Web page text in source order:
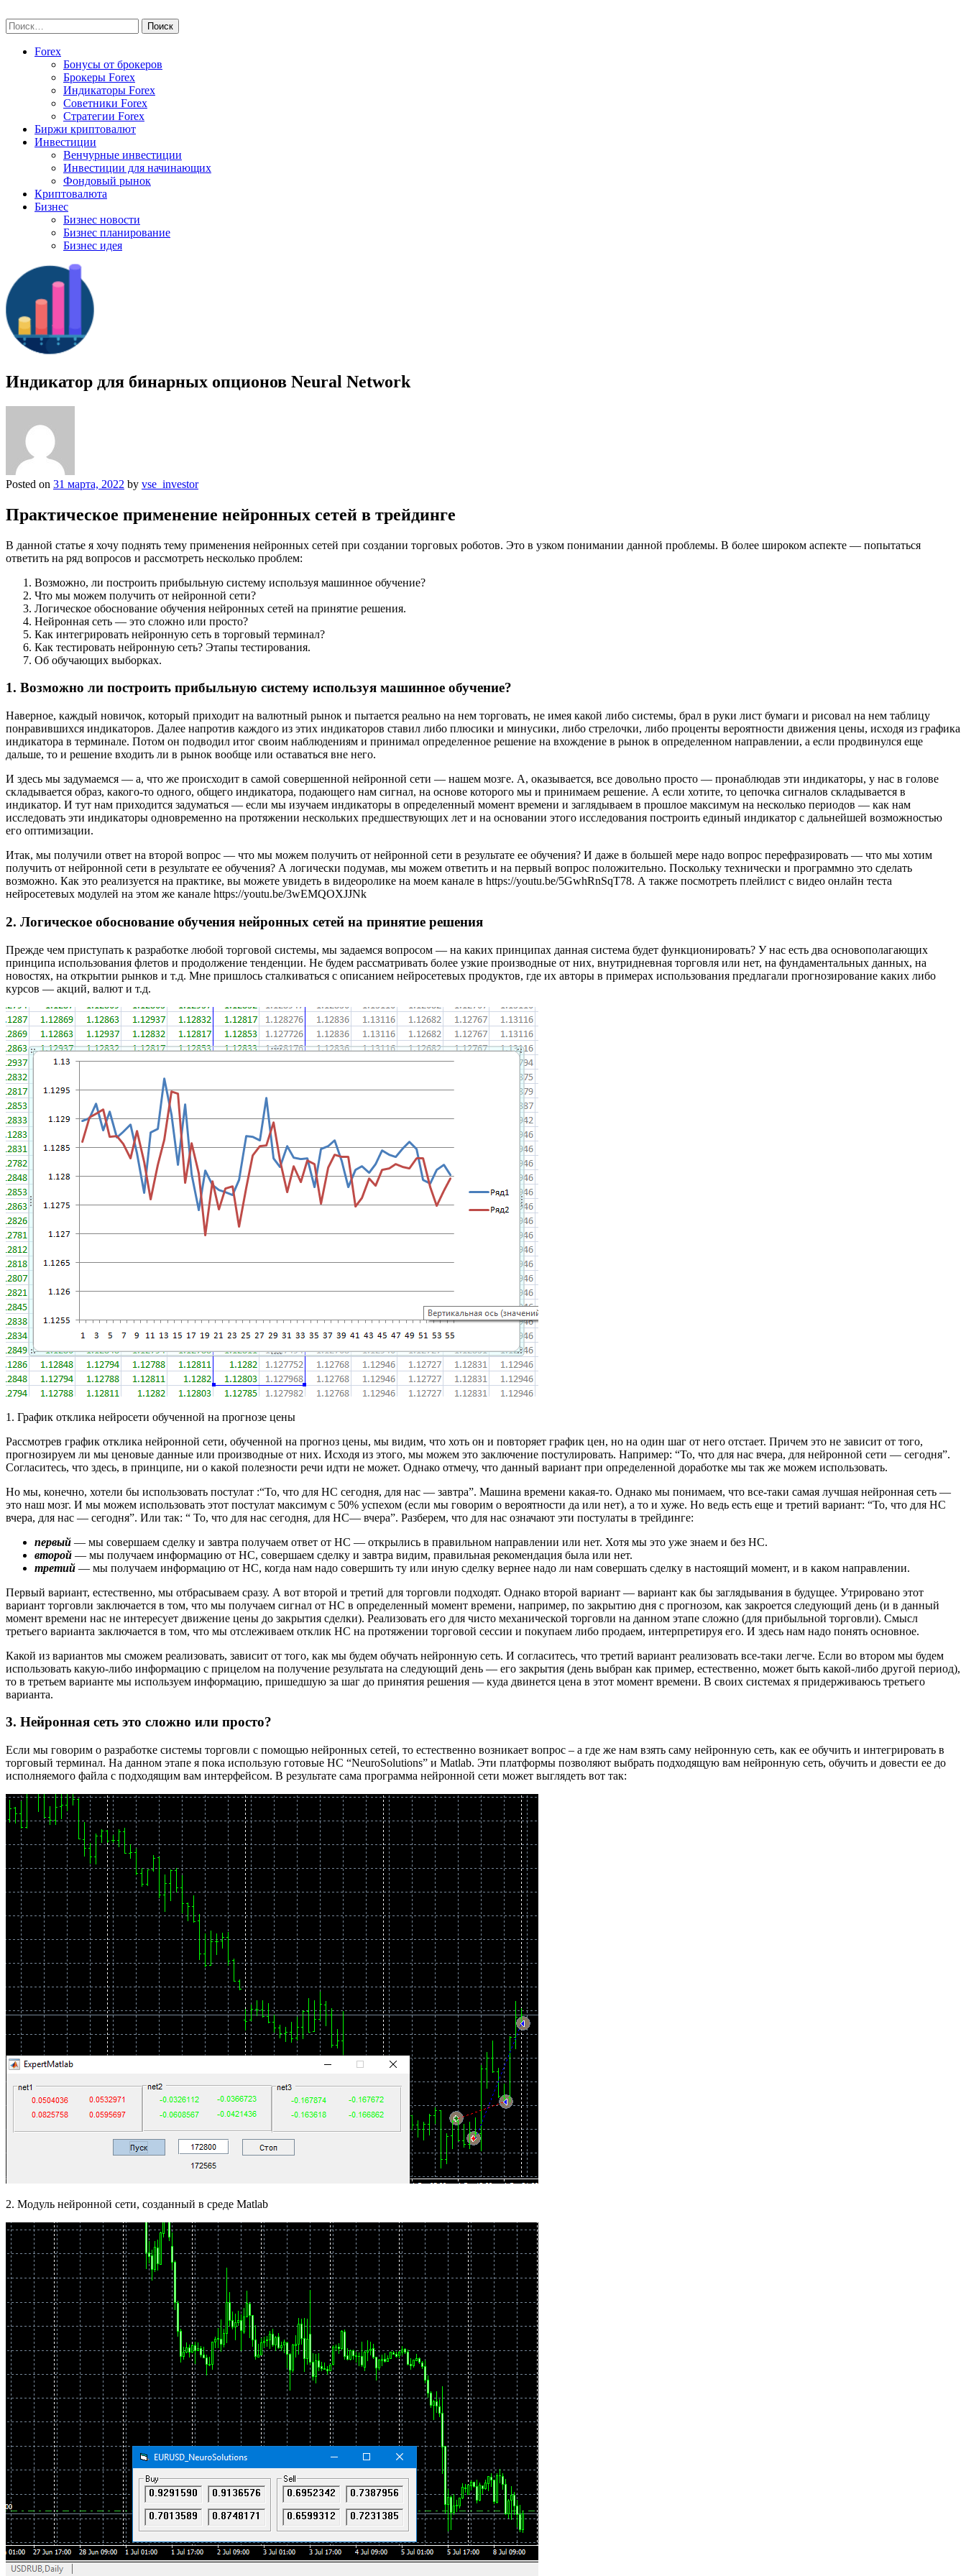
to
content
Найти:
Forex
Бонусы от брокеров
Брокеры Forex
Индикаторы Forex
Советники Forex
Стратегии Forex
Биржи криптовалют
Инвестиции
Венчурные инвестиции
Инвестиции для начинающих
Фондовый рынок
Криптовалюта
Бизнес
Бизнес новости
Бизнес планирование
Бизнес идея
Индикатор для бинарных опционов Neural Network
Posted on 31 марта, 2022 by vse_investor
Практическое применение нейронных сетей в трейдинге
В данной статье я хочу поднять тему применения нейронных сетей при создании торговых роботов. Это в узком понимании данной проблемы. В более широком аспекте — попытаться
ответить на ряд вопросов и рассмотреть несколько проблем:
Возможно, ли построить прибыльную систему используя машинное обучение?
Что мы можем получить от нейронной сети?
Логическое обоснование обучения нейронных сетей на принятие решения.
Нейронная сеть — это сложно или просто?
Как интегрировать нейронную сеть в торговый терминал?
Как тестировать нейронную сеть? Этапы тестирования.
Об обучающих выборках.
1. Возможно ли построить прибыльную систему используя машинное обучение?
Наверное, каждый новичок, который приходит на валютный рынок и пытается реально на нем торговать, не имея какой либо системы, брал в руки лист бумаги и рисовал на нем таблицу
понравившихся индикаторов. Далее напротив каждого из этих индикаторов ставил либо плюсики и минусики, либо стрелочки, либо проценты вероятности движения цены, исходя из графика
индикатора в терминале. Потом он подводил итог своим наблюдениям и принимал определенное решение на вхождение в рынок в определенном направлении, а если продвинулся еще
дальше, то и решение входить ли в рынок вообще или оставаться вне него.
И здесь мы задумаемся — а, что же происходит в самой совершенной нейронной сети — нашем мозге. А, оказывается, все довольно просто — пронаблюдав эти индикаторы, у нас в голове
складывается образ, какого-то одного, общего индикатора, подающего нам сигнал, на основе которого мы и принимаем решение. А если хотите, то цепочка сигналов складывается в
индикатор. И тут нам приходится задуматься — если мы изучаем индикаторы в определенный момент времени и заглядываем в прошлое максимум на несколько периодов — как нам
исследовать эти индикаторы одновременно на протяжении нескольких предшествующих лет и на основании этого исследования построить единый индикатор с дальнейшей возможностью
его оптимизации.
Итак, мы получили ответ на второй вопрос — что мы можем получить от нейронной сети в результате ее обучения? И даже в большей мере надо вопрос перефразировать — что мы хотим
получить от нейронной сети в результате ее обучения? А логически подумав, мы можем ответить и на первый вопрос положительно. Поскольку технически и программно это сделать
возможно. Как это реализуется на практике, вы можете увидеть в видеоролике на моем канале в https://youtu.be/5GwhRnSqT78. А также посмотреть плейлист с видео онлайн теста
нейросетевых модулей на этом же канале https://youtu.be/3wEMQOXJJNk
2. Логическое обоснование обучения нейронных сетей на принятие решения
Прежде чем приступать к разработке любой торговой системы, мы задаемся вопросом — на каких принципах данная система будет функционировать? У нас есть два основополагающих
принципа использования флетов и продолжение тенденции. Не будем рассматривать более узкие производные от них, внутридневная торговля или нет, на фундаментальных данных, на
новостях, на открытии рынков и т.д. Мне пришлось сталкиваться с описанием нейросетевых продуктов, где их авторы в примерах использования предлагали прогнозирование каких либо
курсов — акций, валют и т.д.
1. График отклика нейросети обученной на прогнозе цены
Рассмотрев график отклика нейронной сети, обученной на прогноз цены, мы видим, что хоть он и повторяет график цен, но на один шаг от него отстает. Причем это не зависит от того,
прогнозируем ли мы ценовые данные или производные от них. Исходя из этого, мы можем это заключение постулировать. Например: “То, что для нас вчера, для нейронной сети — сегодня”.
Согласитесь, что здесь, в принципе, ни о какой полезности речи идти не может. Однако отмечу, что данный вариант при определенной доработке мы так же можем использовать.
Но мы, конечно, хотели бы использовать постулат :“То, что для НС сегодня, для нас — завтра”. Машина времени какая-то. Однако мы понимаем, что все-таки самая лучшая нейронная сеть —
это наш мозг. И мы можем использовать этот постулат максимум с 50% успехом (если мы говорим о вероятности да или нет), а то и хуже. Но ведь есть еще и третий вариант: “То, что для НС
вчера, для нас — сегодня”. Или так: “ То, что для нас сегодня, для НС— вчера”. Разберем, что для нас означают эти постулаты в трейдинге:
первый — мы совершаем сделку и завтра получаем ответ от НС — открылись в правильном направлении или нет. Хотя мы это уже знаем и без НС.
второй — мы получаем информацию от НС, совершаем сделку и завтра видим, правильная рекомендация была или нет.
третий — мы получаем информацию от НС, когда нам надо совершить ту или иную сделку вернее надо ли нам совершать сделку в настоящий момент, и в каком направлении.
Первый вариант, естественно, мы отбрасываем сразу. А вот второй и третий для торговли подходят. Однако второй вариант — вариант как бы заглядывания в будущее. Утрировано этот
вариант торговли заключается в том, что мы получаем сигнал от НС в определенный момент времени, например, по закрытию дня с прогнозом, как закроется следующий день (и в данный
момент времени нас не интересует движение цены до закрытия сделки). Реализовать его для чисто механической торговли на данном этапе сложно (для прибыльной торговли). Смысл
третьего варианта заключается в том, что мы отслеживаем отклик НС на протяжении торговой сессии и покупаем либо продаем, интерпретируя его. И здесь нам надо понять основное.
Какой из вариантов мы сможем реализовать, зависит от того, как мы будем обучать нейронную сеть. И согласитесь, что третий вариант реализовать все-таки легче. Если во втором мы будем
использовать какую-либо информацию с прицелом на получение результата на следующий день — его закрытия (день выбран как пример, естественно, может быть какой-либо другой период),
то в третьем варианте мы используем информацию, пришедшую за шаг до принятия решения — куда двинется цена в этот момент времени. В своих системах я придерживаюсь третьего
варианта.
3. Нейронная сеть это сложно или просто?
Если мы говорим о разработке системы торговли с помощью нейронных сетей, то естественно возникает вопрос – а где же нам взять саму нейронную сеть, как ее обучить и интегрировать в
торговый терминал. На данном этапе я пока использую готовые НС “NeuroSolutions” и Matlab. Эти платформы позволяют выбрать подходящую вам нейронную сеть, обучить и довести ее до
исполняемого файла с подходящим вам интерфейсом. В результате сама программа нейронной сети может выглядеть вот так:
2. Модуль нейронной сети, созданный в среде Matlab